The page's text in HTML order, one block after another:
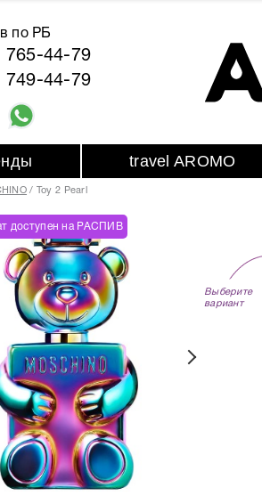
по РБ
765-44-79
749-44-79
travel AROMO
Toy 2 Pearl
доступен на РАСПИВ
Выберите
вариант